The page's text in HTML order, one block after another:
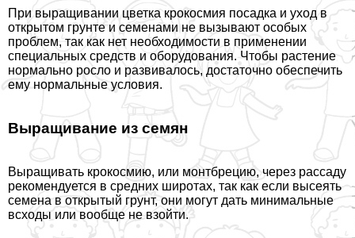
При выращивании цветка крокосмия посадка и уход в
открытом грунте и семенами не вызывают особых
проблем, так как нет необходимости в применении
специальных средств и оборудования. Чтобы растение
нормально росло и развивалось, достаточно обеспечить
ему нормальные условия.
Выращивание из семян
Выращивать крокосмию, или монтбрецию, через рассаду
рекомендуется в средних широтах, так как если высеять
семена в открытый грунт, они могут дать минимальные
всходы или вообще не взойти.